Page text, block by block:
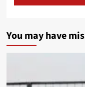
You may have